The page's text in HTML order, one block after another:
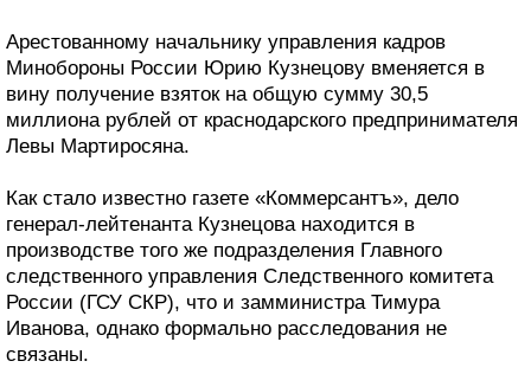
Арестованному начальнику управления кадров
Минобороны России Юрию Кузнецову вменяется в
вину получение взяток на общую сумму 30,5
миллиона рублей от краснодарского предпринимателя
Левы Мартиросяна.
Как стало известно газете «Коммерсантъ», дело
генерал-лейтенанта Кузнецова находится в
производстве того же подразделения Главного
следственного управления Следственного комитета
России (ГСУ СКР), что и замминистра Тимура
Иванова, однако формально расследования не
связаны.